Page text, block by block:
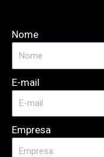
Nome
E-mail
Empresa